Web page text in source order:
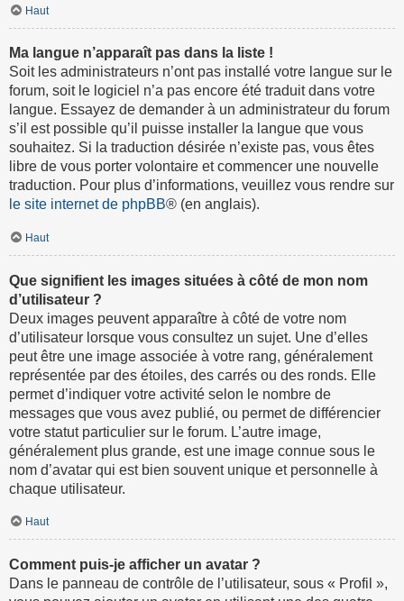
Haut
Ma langue n’apparaît pas dans la liste !
Soit les administrateurs n’ont pas installé votre langue sur le
forum, soit le logiciel n’a pas encore été traduit dans votre
langue. Essayez de demander à un administrateur du forum
s’il est possible qu’il puisse installer la langue que vous
souhaitez. Si la traduction désirée n’existe pas, vous êtes
libre de vous porter volontaire et commencer une nouvelle
traduction. Pour plus d’informations, veuillez vous rendre sur
le site internet de phpBB® (en anglais).
Haut
Que signifient les images situées à côté de mon nom
d’utilisateur ?
Deux images peuvent apparaître à côté de votre nom
d’utilisateur lorsque vous consultez un sujet. Une d’elles
peut être une image associée à votre rang, généralement
représentée par des étoiles, des carrés ou des ronds. Elle
permet d’indiquer votre activité selon le nombre de
messages que vous avez publié, ou permet de différencier
votre statut particulier sur le forum. L’autre image,
généralement plus grande, est une image connue sous le
nom d’avatar qui est bien souvent unique et personnelle à
chaque utilisateur.
Haut
Comment puis-je afficher un avatar ?
Dans le panneau de contrôle de l’utilisateur, sous « Profil »,